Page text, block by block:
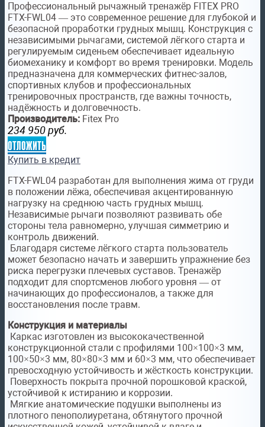
Профессиональный рычажный тренажёр FITEX PRO
FTX-FWL04 — это современное решение для глубокой и
безопасной проработки грудных мышц. Конструкция с
независимыми рычагами, системой лёгкого старта и
регулируемым сиденьем обеспечивает идеальную
биомеханику и комфорт во время тренировки. Модель
предназначена для коммерческих фитнес-залов,
спортивных клубов и профессиональных
тренировочных пространств, где важны точность,
надёжность и долговечность.
Производитель: Fitex Pro
234 950 руб.
отложить
Купить в кредит
FTX-FWL04 разработан для выполнения жима от груди
в положении лёжа, обеспечивая акцентированную
нагрузку на среднюю часть грудных мышц.
Независимые рычаги позволяют развивать обе
стороны тела равномерно, улучшая симметрию и
контроль движений.
Благодаря системе лёгкого старта пользователь
может безопасно начать и завершить упражнение без
риска перегрузки плечевых суставов. Тренажёр
подходит для спортсменов любого уровня — от
начинающих до профессионалов, а также для
восстановления после травм.
Конструкция и материалы
Каркас изготовлен из высококачественной
конструкционной стали с профилями 100×100×3 мм,
100×50×3 мм, 80×80×3 мм и 60×3 мм, что обеспечивает
превосходную устойчивость и жёсткость конструкции.
Поверхность покрыта прочной порошковой краской,
устойчивой к истиранию и коррозии.
Мягкие анатомические подушки выполнены из
плотного пенополиуретана, обтянутого прочной